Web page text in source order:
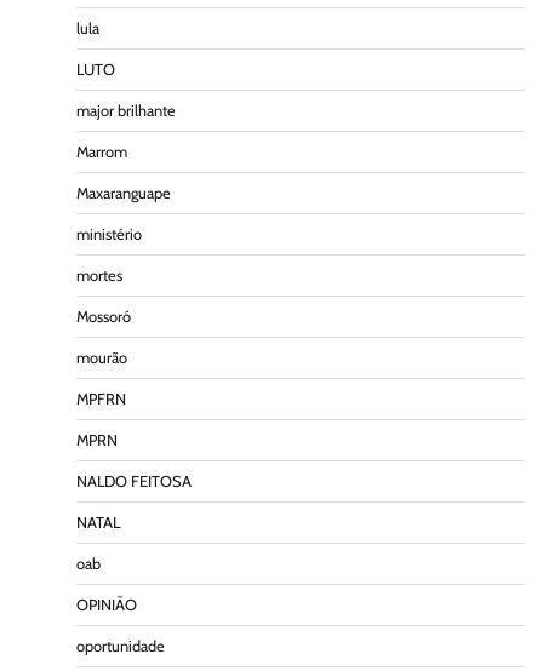
lula
LUTO
major brilhante
Marrom
Maxaranguape
ministério
mortes
Mossoró
mourão
MPFRN
MPRN
NALDO FEITOSA
NATAL
oab
OPINIÃO
oportunidade